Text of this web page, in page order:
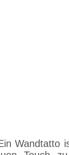
Wandtatto